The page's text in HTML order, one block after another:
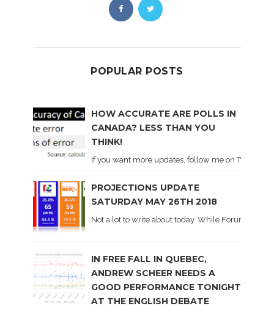
POPULAR POSTS
HOW ACCURATE ARE POLLS IN
CANADA? LESS THAN YOU
THINK!
If you want more updates, follow me on Twitter .
PROJECTIONS UPDATE
SATURDAY MAY 26TH 2018
Not a lot to write about today. While Forum did
IN FREE FALL IN QUEBEC,
ANDREW SCHEER NEEDS A
GOOD PERFORMANCE TONIGHT
AT THE ENGLISH DEBATE